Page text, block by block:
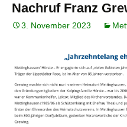
Nachruf Franz
3. November 2023